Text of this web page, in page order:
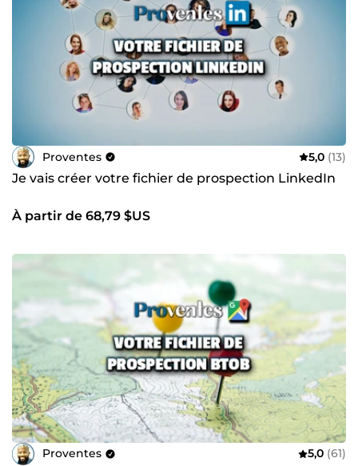
Proventes 5,0 (13)
Je vais créer votre fichier de prospection LinkedIn
À partir de 68,79 $US
Proventes 5,0 (61)